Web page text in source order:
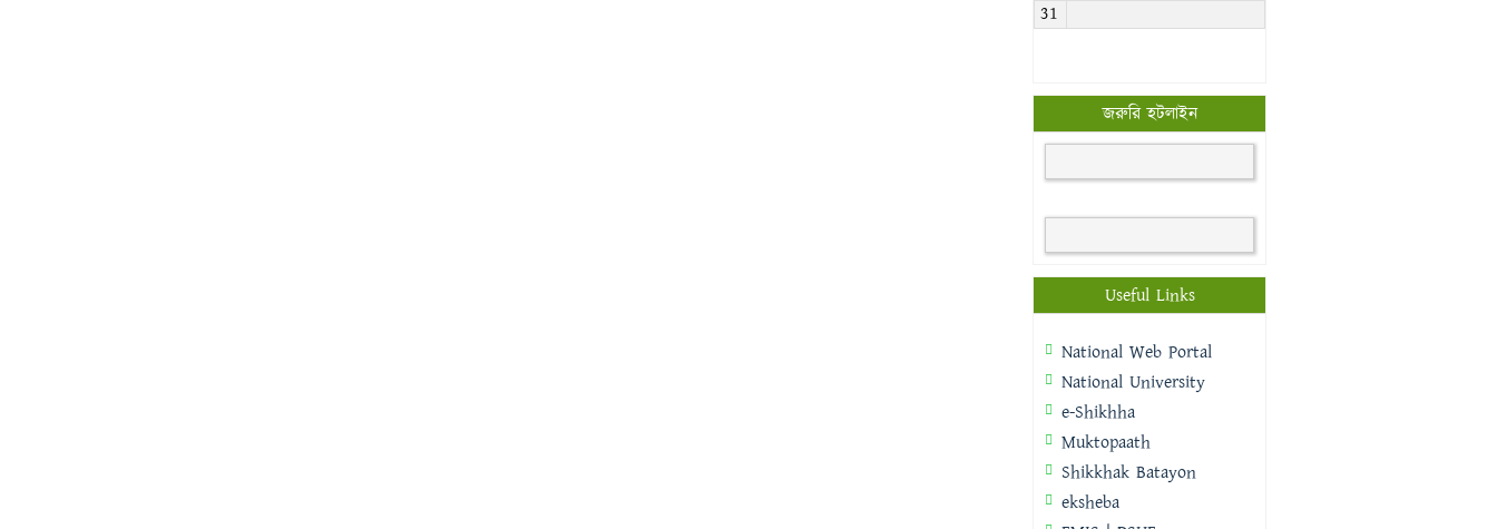
31
জরুরি হটলাইন
Useful Links
National Web Portal
National University
e-Shikhha
Muktopaath
Shikkhak Batayon
eksheba